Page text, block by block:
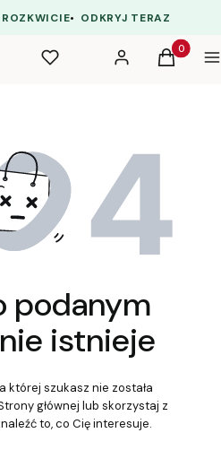
• ODKRYJ TERAZ
Ulubione Zaloguj sięProdukty
Koszyk
podanym
istnieje
której szukasz nie została
głównej lub skorzystaj z
to, co Cię interesuje.